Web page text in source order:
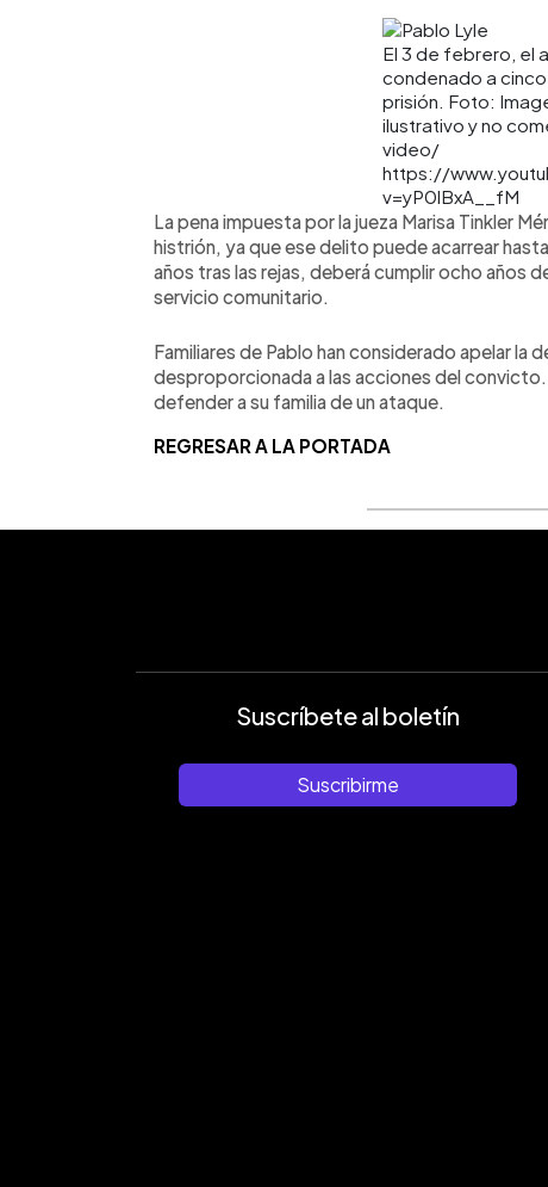
El 3 de febrero, el
condenado a
prisión. Foto:
ilustrativo y no
video/
https://
v=yP0lBxA__fM
La pena impuesta por la jueza Marisa Tinkler
histrión, ya que ese delito puede acarrear
años tras las rejas, deberá cumplir ocho años
servicio comunitario.
Familiares de Pablo han considerado apelar la
desproporcionada a las acciones del
defender a su familia de un ataque.
REGRESAR A LA PORTADA
Suscríbete al boletín
Suscribirme